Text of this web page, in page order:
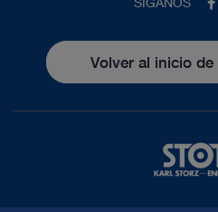
Volver al inicio de